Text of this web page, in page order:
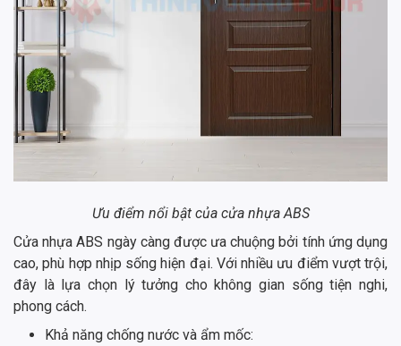
Ưu điểm nổi bật của cửa nhựa ABS
Cửa nhựa ABS ngày càng được ưa chuộng bởi tính ứng dụng
cao, phù hợp nhịp sống hiện đại. Với nhiều ưu điểm vượt trội,
đây là lựa chọn lý tưởng cho không gian sống tiện nghi,
phong cách.
Khả năng chống nước và ẩm mốc: